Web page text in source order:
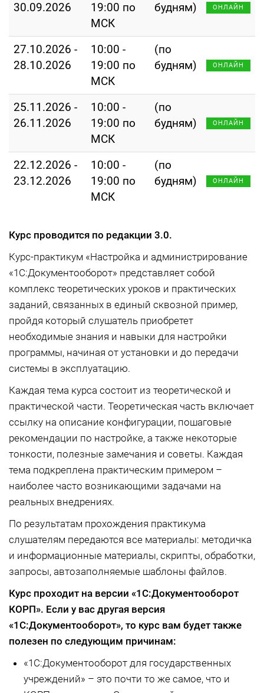
30.09.2026
19:00 по
МСК
будням)
ОНЛАЙН
27.10.2026 -
28.10.2026
10:00 -
19:00 по
МСК
(по
будням)
ОНЛАЙН
25.11.2026 -
26.11.2026
10:00 -
19:00 по
МСК
(по
будням)
ОНЛАЙН
22.12.2026 -
23.12.2026
10:00 -
19:00 по
МСК
(по
будням)
ОНЛАЙН
Курс проводится по редакции 3.0.
Курс-практикум «Настройка и администрирование
«1С:Документооборот» представляет собой
комплекс теоретических уроков и практических
заданий, связанных в единый сквозной пример,
пройдя который слушатель приобретет
необходимые знания и навыки для настройки
программы, начиная от установки и до передачи
системы в эксплуатацию.
Каждая тема курса состоит из теоретической и
практической части. Теоретическая часть включает
ссылку на описание конфигурации, пошаговые
рекомендации по настройке, а также некоторые
тонкости, полезные замечания и советы. Каждая
тема подкреплена практическим примером –
наиболее часто возникающими задачами на
реальных внедрениях.
По результатам прохождения практикума
слушателям передаются все материалы: методичка
и информационные материалы, скрипты, обработки,
запросы, автозаполняемые шаблоны файлов.
Курс проходит на версии «1С:Документооборот
КОРП». Если у вас другая версия
«1С:Документооборот», то курс вам будет также
полезен по следующим причинам:
«1С:Документооборот для государственных
учреждений» – это почти то же самое, что и